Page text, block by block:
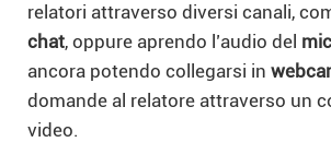
relatori attraverso diversi canali,
chat, oppure aprendo l’audio del
ancora potendo collegarsi in
domande al relatore attraverso un
video.